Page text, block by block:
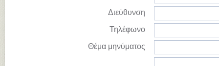
Διεύθυνση
Τηλέφωνο
Θέμα μηνύματος